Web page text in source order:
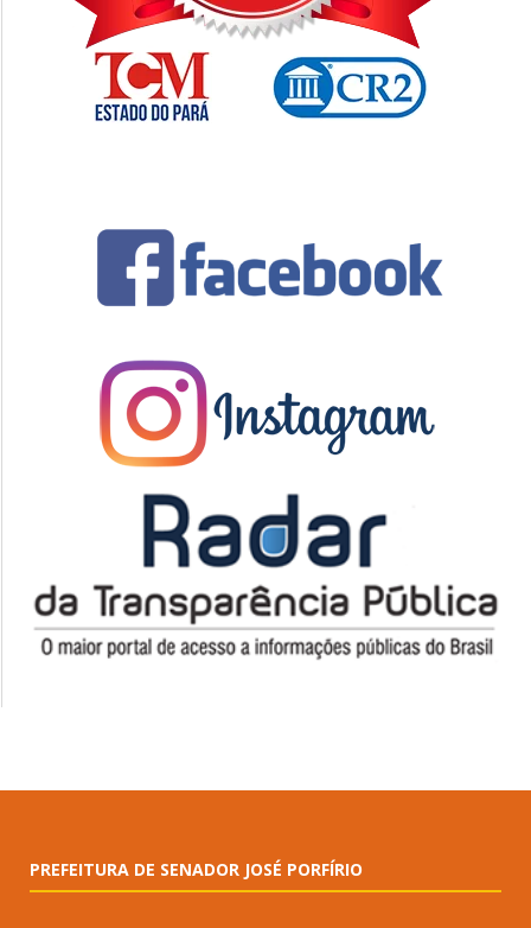
PREFEITURA DE SENADOR JOSÉ PORFÍRIO